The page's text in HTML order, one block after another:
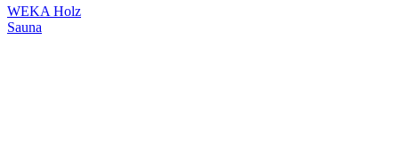
WEKA Holz
Sauna